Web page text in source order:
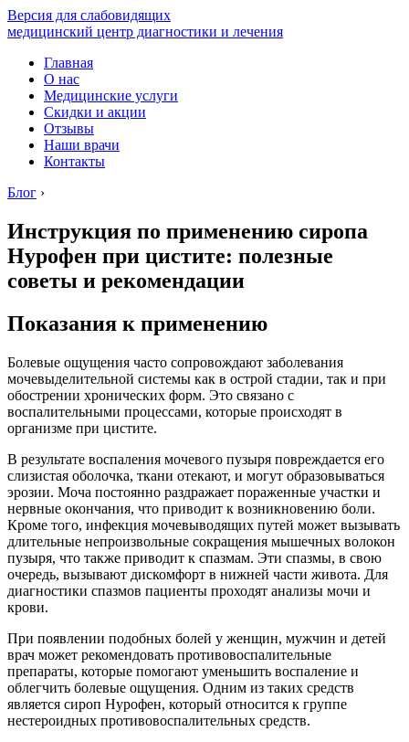
Версия для слабовидящих
медицинский центр диагностики и лечения
Главная
О нас
Медицинские услуги
Скидки и акции
Отзывы
Наши врачи
Контакты
Блог ›
Инструкция по применению сиропа
Нурофен при цистите: полезные
советы и рекомендации
Показания к применению
Болевые ощущения часто сопровождают заболевания
мочевыделительной системы как в острой стадии, так и при
обострении хронических форм. Это связано с
воспалительными процессами, которые происходят в
организме при цистите.
В результате воспаления мочевого пузыря повреждается его
слизистая оболочка, ткани отекают, и могут образовываться
эрозии. Моча постоянно раздражает пораженные участки и
нервные окончания, что приводит к возникновению боли.
Кроме того, инфекция мочевыводящих путей может вызывать
длительные непроизвольные сокращения мышечных волокон
пузыря, что также приводит к спазмам. Эти спазмы, в свою
очередь, вызывают дискомфорт в нижней части живота. Для
диагностики спазмов пациенты проходят анализы мочи и
крови.
При появлении подобных болей у женщин, мужчин и детей
врач может рекомендовать противовоспалительные
препараты, которые помогают уменьшить воспаление и
облегчить болевые ощущения. Одним из таких средств
является сироп Нурофен, который относится к группе
нестероидных противовоспалительных средств.